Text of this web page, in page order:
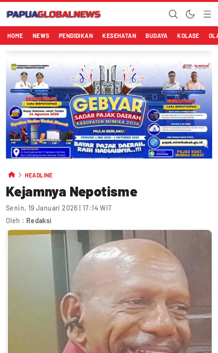
HOME NEWS PENDIDIKAN KESEHATAN BUDAYA KOLASE
HEADLINE
Kejamnya Nepotisme
Senin, 19 Januari 2026 | 17:14 WIT
Oleh : Redaksi